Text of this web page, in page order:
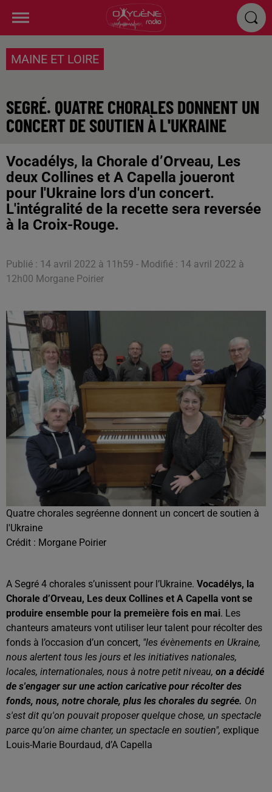
MAINE ET LOIRE
SEGRÉ. QUATRE CHORALES DONNENT UN
CONCERT DE SOUTIEN À L'UKRAINE
Vocadélys, la Chorale d’Orveau, Les
deux Collines et A Capella joueront
pour l'Ukraine lors d'un concert.
L'intégralité de la recette sera reversée
à la Croix-Rouge.
Publié : 14 avril 2022 à 11h59 - Modifié : 14 avril 2022 à
12h00 Morgane Poirier
Quatre chorales segréenne donnent un concert de soutien à
l'Ukraine
Crédit : Morgane Poirier
A Segré 4 chorales s’unissent pour l’Ukraine. Vocadélys, la
Chorale d’Orveau, Les deux Collines et A Capella vont se
produire ensemble pour la premeière fois en mai. Les
chanteurs amateurs vont utiliser leur talent pour récolter des
fonds à l’occasion d’un concert, "les évènements en Ukraine,
nous alertent tous les jours et les initiatives nationales,
locales, internationales, nous à notre petit niveau, on a décidé
de s'engager sur une action caricative pour récolter des
fonds, nous, notre chorale, plus les chorales du segrée. On
s'est dit qu'on pouvait proposer quelque chose, un spectacle
parce qu'on aime chanter, un spectacle en soutien", explique
Louis-Marie Bourdaud, d’A Capella